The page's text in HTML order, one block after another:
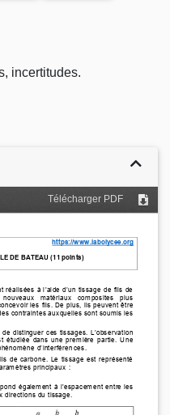
incertitudes.